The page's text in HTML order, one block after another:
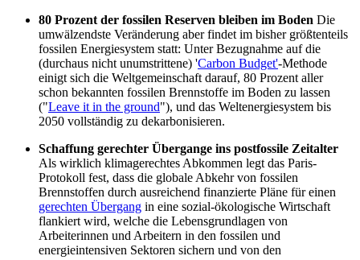
80 Prozent der fossilen Reserven bleiben im Boden Die
umwälzendste Veränderung aber findet im bisher größtenteils
fossilen Energiesystem statt: Unter Bezugnahme auf die
(durchaus nicht unumstrittene) 'Carbon Budget'-Methode
einigt sich die Weltgemeinschaft darauf, 80 Prozent aller
schon bekannten fossilen Brennstoffe im Boden zu lassen
("Leave it in the ground"), und das Weltenergiesystem bis
2050 vollständig zu dekarbonisieren.
Schaffung gerechter Übergange ins postfossile Zeitalter
Als wirklich klimagerechtes Abkommen legt das Paris-
Protokoll fest, dass die globale Abkehr von fossilen
Brennstoffen durch ausreichend finanzierte Pläne für einen
gerechten Übergang in eine sozial-ökologische Wirtschaft
flankiert wird, welche die Lebensgrundlagen von
Arbeiterinnen und Arbeitern in den fossilen und
energieintensiven Sektoren sichern und von den